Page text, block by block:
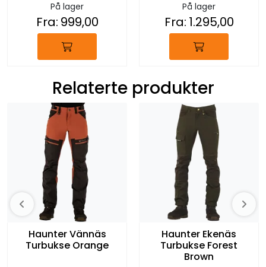
På lager
Fra: 999,00
På lager
Fra: 1.295,00
Relaterte produkter
Haunter Vännäs
Turbukse Orange
Haunter Ekenäs
Turbukse Forest
Brown